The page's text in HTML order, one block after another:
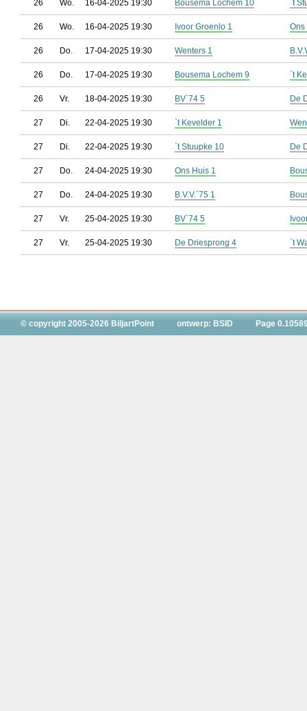
26 Wo. 16-04-2025 19:30 Bousema Lochem 10 `t
26 Wo. 16-04-2025 19:30 Ivoor Groenlo 1 Ons
26 Do. 17-04-2025 19:30 Wenters 1
26 Do. 17-04-2025 19:30 Bousema Lochem 9 `t
26 Vr. 18-04-2025 19:30 BV`74 5 De
27 Di. 22-04-2025 19:30 `t Kevelder 1
27 Di. 22-04-2025 19:30 `t Stuupke 10 De
27 Do. 24-04-2025 19:30 Ons Huis 1
27 Do. 24-04-2025 19:30 B.V.V.`75 1
27 Vr. 25-04-2025 19:30 BV`74 5
27 Vr. 25-04-2025 19:30 De Driesprong 4 `t
© copyright 2005-2026 BiljartPoint ontwerp: BSID Page